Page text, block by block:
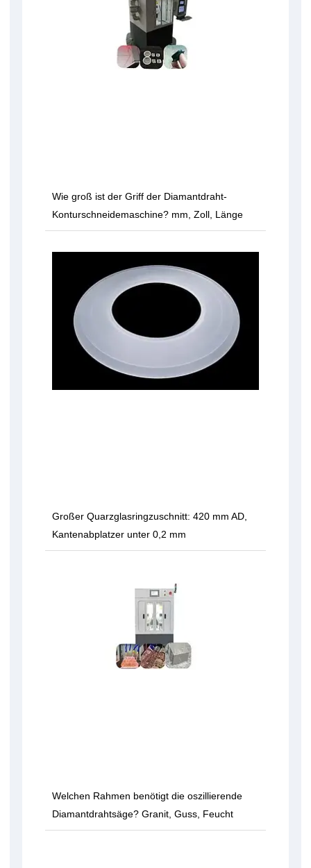
Wie groß ist der Griff der Diamantdraht-
Konturschneidemaschine? mm, Zoll, Länge
Großer Quarzglasringzuschnitt: 420 mm AD,
Kantenabplatzer unter 0,2 mm
Welchen Rahmen benötigt die oszillierende
Diamantdrahtsäge? Granit, Guss, Feucht